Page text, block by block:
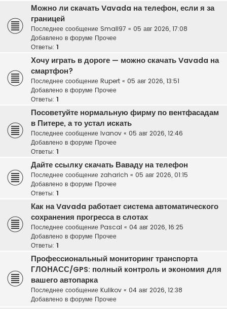
Можно ли скачать Vavada на телефон, если я за
границей
Последнее сообщение Small97 « 05 авг 2026, 17:08
Добавлено в форуме Прочее
Ответы: 1
Хочу играть в дороге — можно скачать Vavada на
смартфон?
Последнее сообщение Rupert « 05 авг 2026, 13:51
Добавлено в форуме Прочее
Ответы: 1
Посоветуйте нормальную фирму по вентфасадам
в Питере, а то устал искать
Последнее сообщение Ivanov « 05 авг 2026, 12:46
Добавлено в форуме Прочее
Ответы: 1
Дайте ссылку скачать Ваваду на телефон
Последнее сообщение zaharich « 05 авг 2026, 01:15
Добавлено в форуме Прочее
Ответы: 1
Как на Vavada работает система автоматического
сохранения прогресса в слотах
Последнее сообщение Pascal « 04 авг 2026, 16:25
Добавлено в форуме Прочее
Ответы: 1
Профессиональный мониторинг транспорта
ГЛОНАСС/GPS: полный контроль и экономия для
вашего автопарка
Последнее сообщение Kulikov « 04 авг 2026, 12:38
Добавлено в форуме Прочее